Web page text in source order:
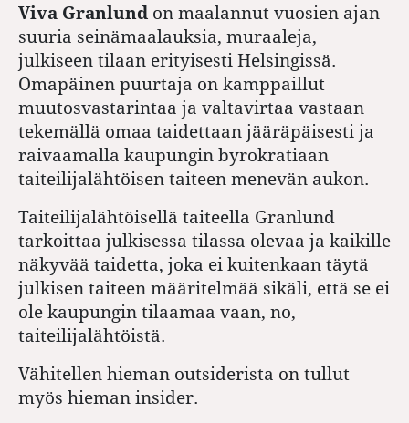
Viva Granlund on maalannut vuosien ajan
suuria seinämaalauksia, muraaleja,
julkiseen tilaan erityisesti Helsingissä.
Omapäinen puurtaja on kamppaillut
muutosvastarintaa ja valtavirtaa vastaan
tekemällä omaa taidettaan jääräpäisesti ja
raivaamalla kaupungin byrokratiaan
taiteilijalähtöisen taiteen menevän aukon.
Taiteilijalähtöisellä taiteella Granlund
tarkoittaa julkisessa tilassa olevaa ja kaikille
näkyvää taidetta, joka ei kuitenkaan täytä
julkisen taiteen määritelmää sikäli, että se ei
ole kaupungin tilaamaa vaan, no,
taiteilijalähtöistä.
Vähitellen hieman outsiderista on tullut
myös hieman insider.